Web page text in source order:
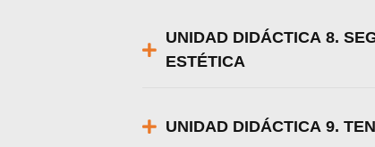
UNIDAD DIDÁCTICA 8.
ESTÉTICA
UNIDAD DIDÁCTICA 9.